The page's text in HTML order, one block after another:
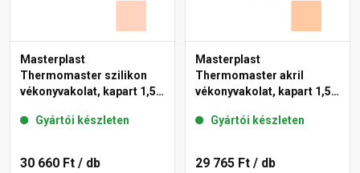
Masterplast
Thermomaster szilikon
vékonyvakolat, kapart 1,5
Gyártói készleten
30 660 Ft / db
Masterplast
Thermomaster akril
vékonyvakolat, kapart 1,5
Gyártói készleten
29 765 Ft / db